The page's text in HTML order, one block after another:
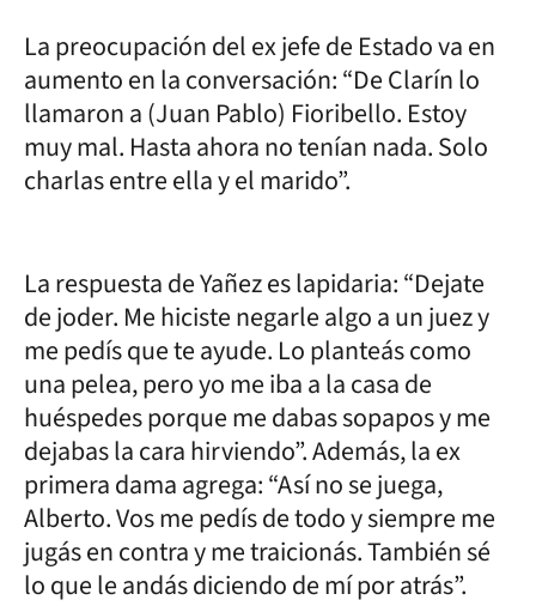
La preocupación del ex jefe de Estado va en
aumento en la conversación: “De Clarín lo
llamaron a (Juan Pablo) Fioribello. Estoy
muy mal. Hasta ahora no tenían nada. Solo
charlas entre ella y el marido”.
La respuesta de Yañez es lapidaria: “Dejate
de joder. Me hiciste negarle algo a un juez y
me pedís que te ayude. Lo planteás como
una pelea, pero yo me iba a la casa de
huéspedes porque me dabas sopapos y me
dejabas la cara hirviendo”. Además, la ex
primera dama agrega: “Así no se juega,
Alberto. Vos me pedís de todo y siempre me
jugás en contra y me traicionás. También sé
lo que le andás diciendo de mí por atrás”.